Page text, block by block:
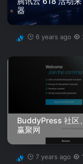
器
6 years ago
BuddyPress 社区
赢聚网
7 years ago